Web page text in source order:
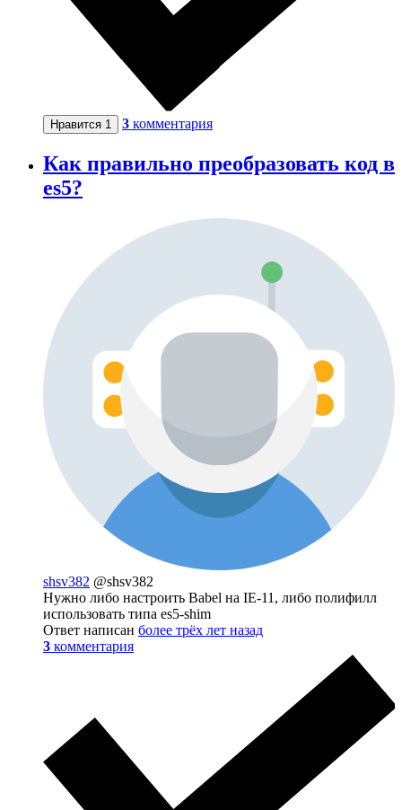
Нравится 1 3 комментария
Как правильно преобразовать код в
es5?
shsv382 @shsv382
Нужно либо настроить Babel на IE-11, либо полифилл
использовать типа es5-shim
Ответ написан более трёх лет назад
3 комментария